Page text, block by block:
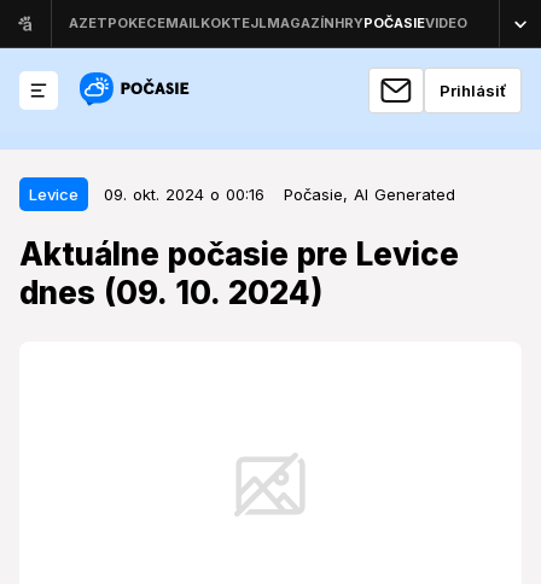
Prihlásiť
Levice 09. okt. 2024 o 00:16 Počasie, AI Generated
Aktuálne počasie pre Levice
dnes (09. 10. 2024)
Levice 09. okt. 2024 o 00:16
Aktuálne počasie pre Levice dnes
(09. 10. 2024)